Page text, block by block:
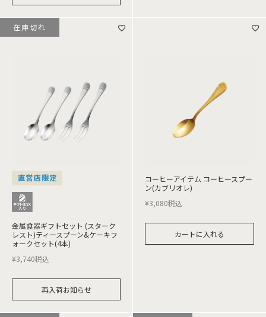
直営店限定
金属食器ギフトセット (スターク
レスト)ティースプーン&ケーキフ
ォークセット(4本)
¥3,740税込
再入荷お知らせ
在庫切れ
コーヒーアイテム コーヒースプー
ン(カブリオレ)
¥3,080税込
カートに入れる